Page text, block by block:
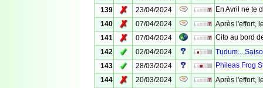
139
✗ 23/04/2024
En Avril ne te
140
✗ 07/04/2024
Après l'effort,
141
✗ 07/04/2024
Cito au bord
142
✓ 02/04/2024
Tudum...
143
✓ 28/03/2024
Phileas Frog
144
✗ 20/03/2024
Après l'effort,